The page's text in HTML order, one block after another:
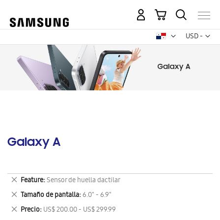
USD -
dólar
Mi carrito
Galaxy A
Feature Sensor de huella dactilar
Eliminar
este
artículo
Tamaño de pantalla 6.0" - 6.9"
Eliminar
este
artículo
Precio US$ 200.00 - US$ 299.99
Eliminar